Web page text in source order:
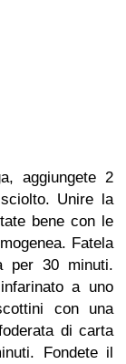
aggiungete 2
Unire la
bene con le
Fatela
per 30 minuti.
a uno
con una
di carta
Fondete il